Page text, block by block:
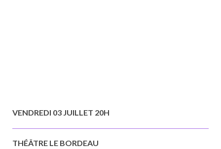
VENDREDI 03 JUILLET 20H
THÉÂTRE LE BORDEAU